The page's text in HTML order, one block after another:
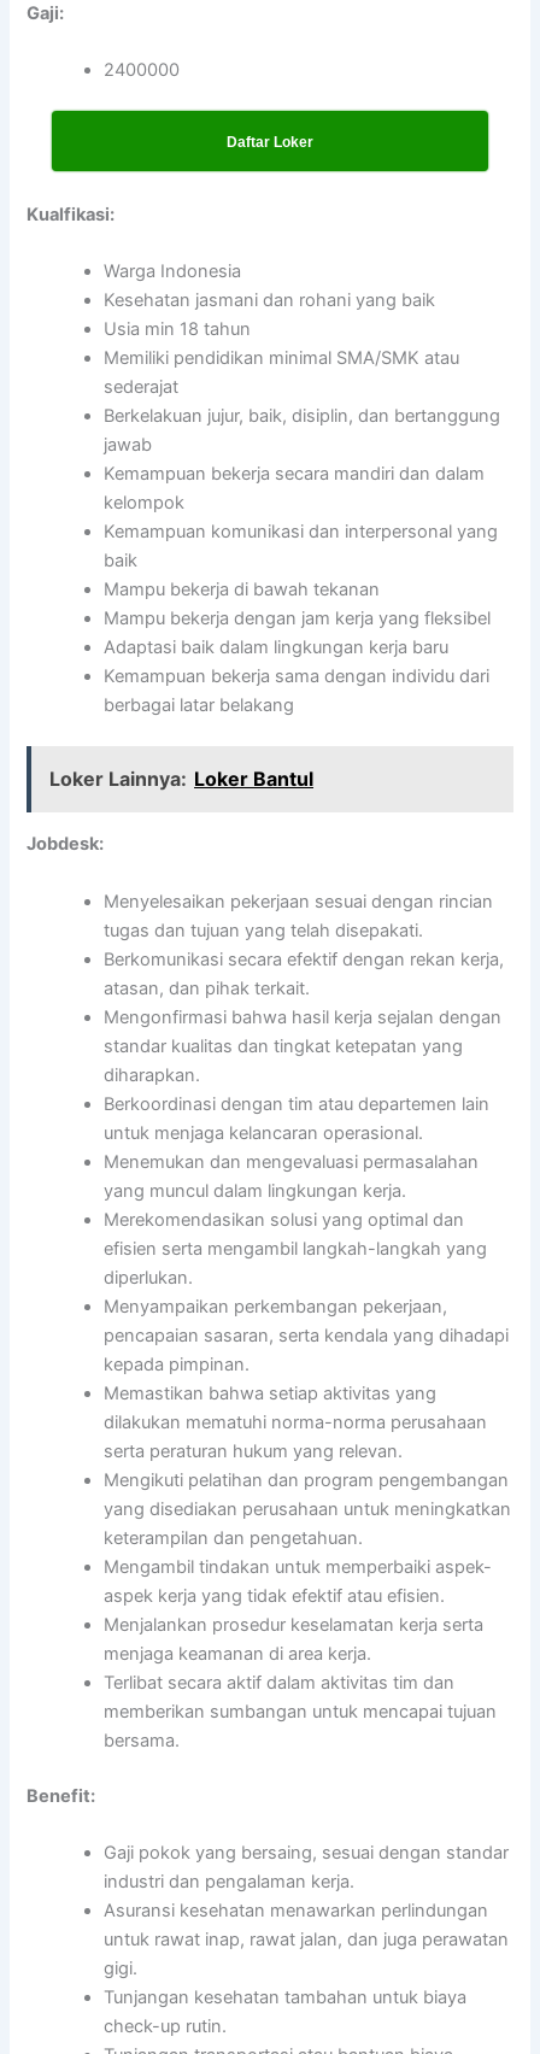
Gaji:
2400000
Daftar Loker
Kualfikasi:
Warga Indonesia
Kesehatan jasmani dan rohani yang baik
Usia min 18 tahun
Memiliki pendidikan minimal SMA/SMK atau
sederajat
Berkelakuan jujur, baik, disiplin, dan bertanggung
jawab
Kemampuan bekerja secara mandiri dan dalam
kelompok
Kemampuan komunikasi dan interpersonal yang
baik
Mampu bekerja di bawah tekanan
Mampu bekerja dengan jam kerja yang fleksibel
Adaptasi baik dalam lingkungan kerja baru
Kemampuan bekerja sama dengan individu dari
berbagai latar belakang
Loker Lainnya: Loker Bantul
Jobdesk:
Menyelesaikan pekerjaan sesuai dengan rincian
tugas dan tujuan yang telah disepakati.
Berkomunikasi secara efektif dengan rekan kerja,
atasan, dan pihak terkait.
Mengonfirmasi bahwa hasil kerja sejalan dengan
standar kualitas dan tingkat ketepatan yang
diharapkan.
Berkoordinasi dengan tim atau departemen lain
untuk menjaga kelancaran operasional.
Menemukan dan mengevaluasi permasalahan
yang muncul dalam lingkungan kerja.
Merekomendasikan solusi yang optimal dan
efisien serta mengambil langkah-langkah yang
diperlukan.
Menyampaikan perkembangan pekerjaan,
pencapaian sasaran, serta kendala yang dihadapi
kepada pimpinan.
Memastikan bahwa setiap aktivitas yang
dilakukan mematuhi norma-norma perusahaan
serta peraturan hukum yang relevan.
Mengikuti pelatihan dan program pengembangan
yang disediakan perusahaan untuk meningkatkan
keterampilan dan pengetahuan.
Mengambil tindakan untuk memperbaiki aspek-
aspek kerja yang tidak efektif atau efisien.
Menjalankan prosedur keselamatan kerja serta
menjaga keamanan di area kerja.
Terlibat secara aktif dalam aktivitas tim dan
memberikan sumbangan untuk mencapai tujuan
bersama.
Benefit:
Gaji pokok yang bersaing, sesuai dengan standar
industri dan pengalaman kerja.
Asuransi kesehatan menawarkan perlindungan
untuk rawat inap, rawat jalan, dan juga perawatan
gigi.
Tunjangan kesehatan tambahan untuk biaya
check-up rutin.